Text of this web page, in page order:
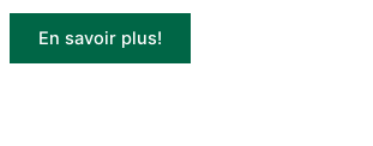
En savoir plus!